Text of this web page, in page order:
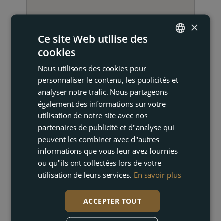
NOUS CONTACTER
Cindy Mannaerts
Courtier en immobilier
×
Ce site Web utilise des
cookies
Nous utilisons des cookies pour
personnaliser le contenu, les publicités et
analyser notre trafic. Nous partageons
également des informations sur votre
utilisation de notre site avec nos
partenaires de publicité et d"analyse qui
peuvent les combiner avec d"autres
informations que vous leur avez fournies
ou qu"ils ont collectées lors de votre
utilisation de leurs services. En savoir plus
ACCEPTER TOUT